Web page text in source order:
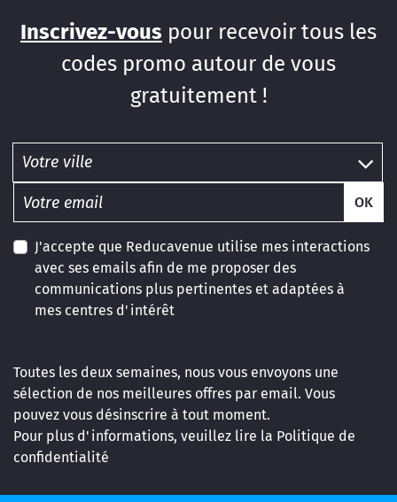
Inscrivez-vous pour recevoir tous les
codes promo autour de vous
gratuitement !
OK
J'accepte que Reducavenue utilise mes interactions
avec ses emails afin de me proposer des
communications plus pertinentes et adaptées à
mes centres d'intérêt
Toutes les deux semaines, nous vous envoyons une
sélection de nos meilleures offres par email. Vous
pouvez vous désinscrire à tout moment.
Pour plus d'informations, veuillez lire la Politique de
confidentialité